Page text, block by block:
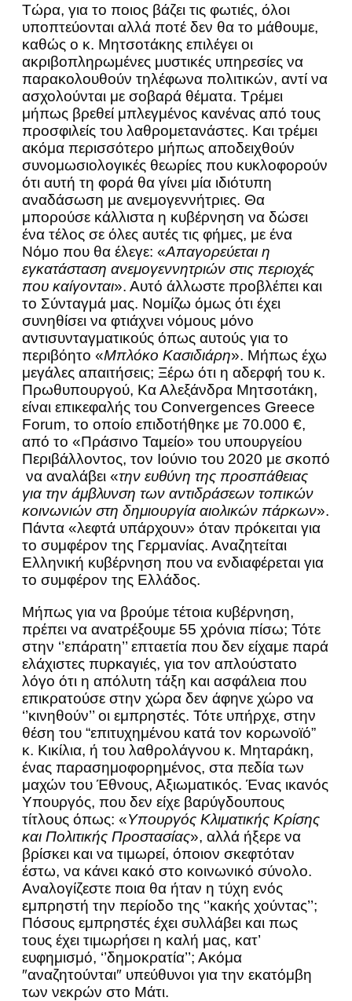
Τώρα, για το ποιος βάζει τις φωτιές, όλοι
υποπτεύονται αλλά ποτέ δεν θα το μάθουμε,
καθώς ο κ. Μητσοτάκης επιλέγει οι
ακριβοπληρωμένες μυστικές υπηρεσίες να
παρακολουθούν τηλέφωνα πολιτικών, αντί να
ασχολούνται με σοβαρά θέματα. Τρέμει
μήπως βρεθεί μπλεγμένος κανένας από τους
προσφιλείς του λαθρομετανάστες. Και τρέμει
ακόμα περισσότερο μήπως αποδειχθούν
συνομωσιολογικές θεωρίες που κυκλοφορούν
ότι αυτή τη φορά θα γίνει μία ιδιότυπη
αναδάσωση με ανεμογεννήτριες. Θα
μπορούσε κάλλιστα η κυβέρνηση να δώσει
ένα τέλος σε όλες αυτές τις φήμες, με ένα
Νόμο που θα έλεγε: «Απαγορεύεται η
εγκατάσταση ανεμογεννητριών στις περιοχές
που καίγονται». Αυτό άλλωστε προβλέπει και
το Σύνταγμά μας. Νομίζω όμως ότι έχει
συνηθίσει να φτιάχνει νόμους μόνο
αντισυνταγματικούς όπως αυτούς για το
περιβόητο «Μπλόκο Κασιδιάρη». Μήπως έχω
μεγάλες απαιτήσεις; Ξέρω ότι η αδερφή του κ.
Πρωθυπουργού, Κα Αλεξάνδρα Μητσοτάκη,
είναι επικεφαλής του Convergences Greece
Forum, το οποίο επιδοτήθηκε με 70.000 €,
από το «Πράσινο Ταμείο» του υπουργείου
Περιβάλλοντος, τον Ιούνιο του 2020 με σκοπό
να αναλάβει «την ευθύνη της προσπάθειας
για την άμβλυνση των αντιδράσεων τοπικών
κοινωνιών στη δημιουργία αιολικών πάρκων».
Πάντα «λεφτά υπάρχουν» όταν πρόκειται για
το συμφέρον της Γερμανίας. Αναζητείται
Ελληνική κυβέρνηση που να ενδιαφέρεται για
το συμφέρον της Ελλάδος.
Μήπως για να βρούμε τέτοια κυβέρνηση,
πρέπει να ανατρέξουμε 55 χρόνια πίσω; Τότε
στην ‘’επάρατη’’ επταετία που δεν είχαμε παρά
ελάχιστες πυρκαγιές, για τον απλούστατο
λόγο ότι η απόλυτη τάξη και ασφάλεια που
επικρατούσε στην χώρα δεν άφηνε χώρο να
‘’κινηθούν’’ οι εμπρηστές. Τότε υπήρχε, στην
θέση του “επιτυχημένου κατά τον κορωνοϊό”
κ. Κικίλια, ή του λαθρολάγνου κ. Μηταράκη,
ένας παρασημοφορημένος, στα πεδία των
μαχών του Έθνους, Αξιωματικός. Ένας ικανός
Υπουργός, που δεν είχε βαρύγδουπους
τίτλους όπως: «Υπουργός Κλιματικής Κρίσης
και Πολιτικής Προστασίας», αλλά ήξερε να
βρίσκει και να τιμωρεί, όποιον σκεφτόταν
έστω, να κάνει κακό στο κοινωνικό σύνολο.
Αναλογίζεστε ποια θα ήταν η τύχη ενός
εμπρηστή την περίοδο της ‘’κακής χούντας’’;
Πόσους εμπρηστές έχει συλλάβει και πως
τους έχει τιμωρήσει η καλή μας, κατ’
ευφημισμό, ‘’δημοκρατία’’; Ακόμα
″αναζητούνται″ υπεύθυνοι για την εκατόμβη
των νεκρών στο Μάτι.